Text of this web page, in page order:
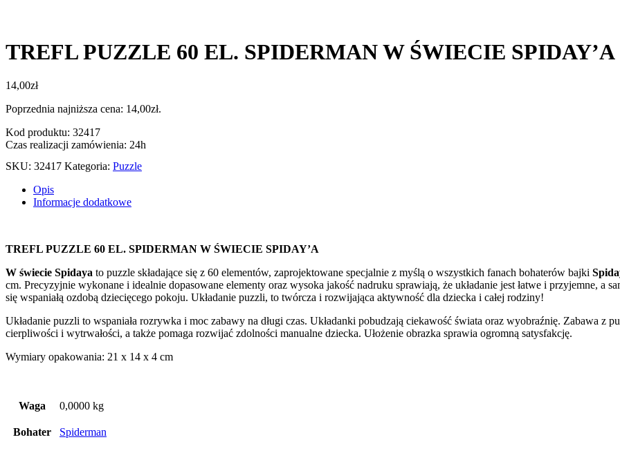
TREFL PUZZLE 60 EL. SPIDERMAN W ŚWIECIE SPIDAY’A
14,00zł
Poprzednia najniższa cena: 14,00zł.
Kod produktu: 32417
Czas realizacji zamówienia: 24h
SKU: 32417 Kategoria: Puzzle
Opis
Informacje dodatkowe
TREFL PUZZLE 60 EL. SPIDERMAN W ŚWIECIE SPIDAY’A
W świecie Spidaya to puzzle składające się z 60 elementów, zaprojektowane specjalnie z myślą o wszystkich fanach bohaterów bajki
cm. Precyzyjnie wykonane i idealnie dopasowane elementy oraz wysoka jakość nadruku sprawiają, że układanie jest łatwe i przyjemne, a
się wspaniałą ozdobą dziecięcego pokoju. Układanie puzzli, to twórcza i rozwijająca aktywność dla dziecka i całej rodziny!
Układanie puzzli to wspaniała rozrywka i moc zabawy na długi czas. Układanki pobudzają ciekawość świata oraz wyobraźnię. Zabawa z
cierpliwości i wytrwałości, a także pomaga rozwijać zdolności manualne dziecka. Ułożenie obrazka sprawia ogromną satysfakcję.
Wymiary opakowania: 21 x 14 x 4 cm
Waga 0,0000 kg
Bohater Spiderman